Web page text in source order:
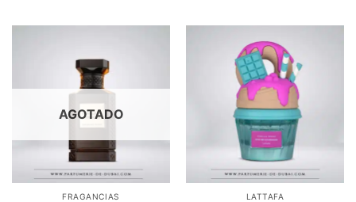
AGOTADO
FRAGANCIAS LATTAFA